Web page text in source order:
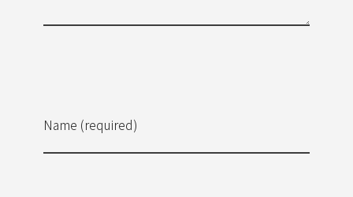
Name (required)